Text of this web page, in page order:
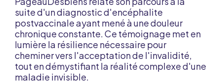
suite d'un diagnostic d'encéphalite
postvaccinale ayant mené à une douleur
chronique constante. Ce témoignage met en
lumière la résilience nécessaire pour
cheminer vers l'acceptation de l'invalidité,
tout en démystifiant la réalité complexe d'une
maladie invisible.